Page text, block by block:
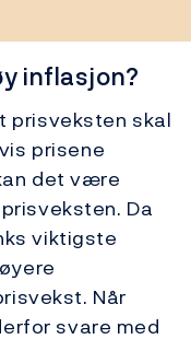
inflasjon?
prisveksten skal
prisene
det være
Da
viktigste
Når
svare med